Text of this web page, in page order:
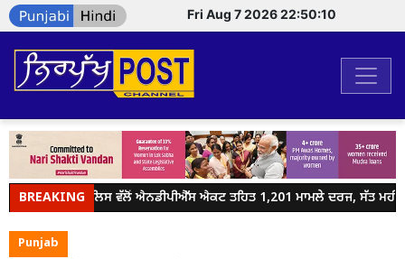
Fri Aug 7 2026 22:50:10
BREAKING
ਜਲੰਧਰ ਪੁਲਿਸ ਵੱਲੋਂ ਐਨਡੀਪੀਐੱਸ ਐਕਟ ਤਹਿਤ 1,201 ਮਾਮਲੇ ਦਰਜ, ਸੱਤ
Punjab